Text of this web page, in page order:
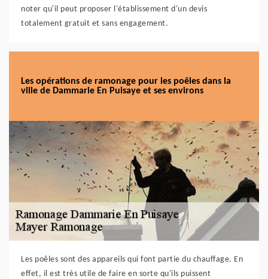
noter qu'il peut proposer l'établissement d'un devis
totalement gratuit et sans engagement.
Les opérations de ramonage pour les poêles dans la
ville de Dammarie En Puisaye et ses environs
Les poêles sont des appareils qui font partie du chauffage. En
effet, il est très utile de faire en sorte qu'ils puissent